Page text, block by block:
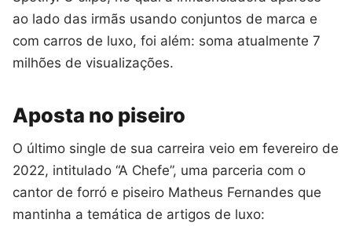
ao lado das irmãs usando conjuntos de marca e
com carros de luxo, foi além: soma atualmente 7
milhões de visualizações.
Aposta no piseiro
O último single de sua carreira veio em fevereiro de
2022, intitulado “A Chefe”, uma parceria com o
cantor de forró e piseiro Matheus Fernandes que
mantinha a temática de artigos de luxo: